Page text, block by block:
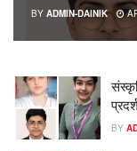
BY ADMIN-DAINIK
BY